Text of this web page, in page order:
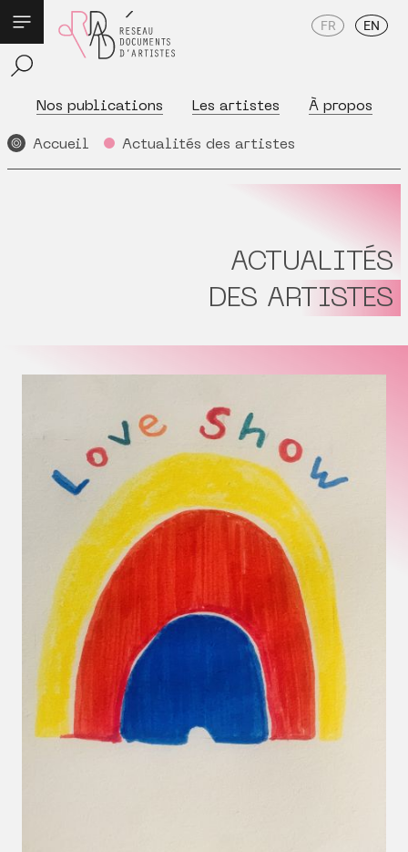
Nos publications Les artistes À propos
FR EN
Accueil Actualités des artistes
ACTUALITÉS
DES ARTISTES